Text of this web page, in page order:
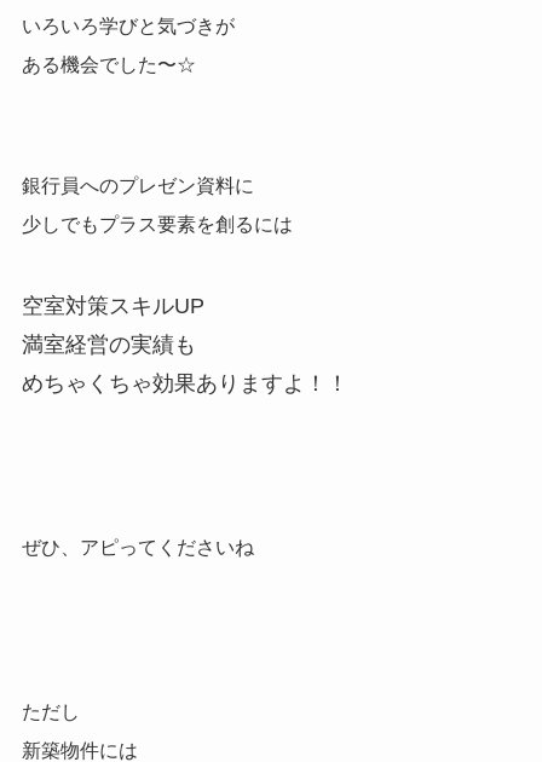
いろいろ学びと気づきが
ある機会でした〜☆
銀行員へのプレゼン資料に
少しでもプラス要素を創るには
空室対策スキルUP
満室経営の実績も
めちゃくちゃ効果ありますよ！！
ぜひ、アピってくださいね
ただし
新築物件には